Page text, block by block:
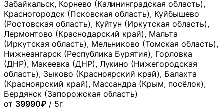
Забайкальск, Корнево (Калининградская область),
Красногородск (Псковская область), Куйбышево
(Ростовская область), Куйтун (Иркутская область),
Лермонтово (Краснодарский край), Мальта
(Иркутская область), Мельниково (Томская область),
Нижнеангарск (Республика Бурятия), Горловка
(ДНР), Макеевка (ДНР), Лукино (Нижегородская
область), Зыково (Красноярский край), Балахта
(Красноярский край), Массандра (Крым, посёлок),
Бердянск (Запорожская область)
от 39990₽ / 5г